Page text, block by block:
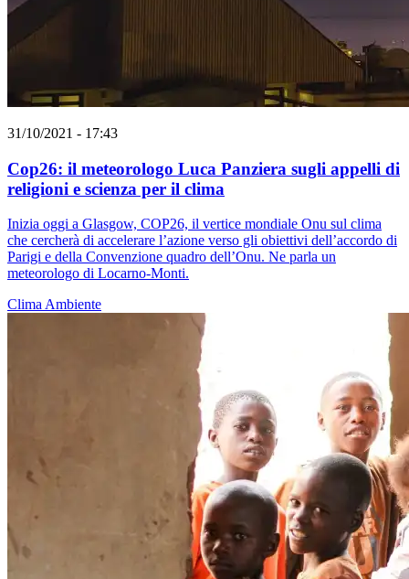
31/10/2021 - 17:43
Cop26: il meteorologo Luca Panziera sugli appelli di
religioni e scienza per il clima
Inizia oggi a Glasgow, COP26, il vertice mondiale Onu sul clima
che cercherà di accelerare l’azione verso gli obiettivi dell’accordo di
Parigi e della Convenzione quadro dell’Onu. Ne parla un
meteorologo di Locarno-Monti.
Clima Ambiente